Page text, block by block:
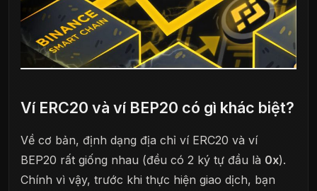
Ví ERC20 và ví BEP20 có gì khác biệt?
Về cơ bản, định dạng địa chỉ ví ERC20 và ví
BEP20 rất giống nhau (đều có 2 ký tự đầu là 0x).
Chính vì vậy, trước khi thực hiện giao dịch, bạn